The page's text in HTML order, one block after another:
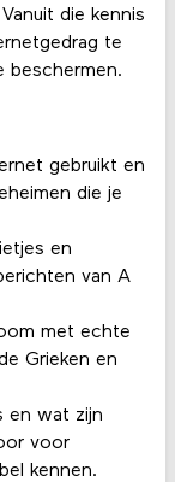
die kennis
te
beschermen.
gebruikt en
die je
en
van A
met echte
Grieken en
en wat zijn
voor
kennen.